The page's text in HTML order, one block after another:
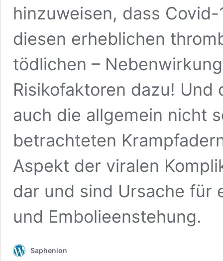
hinzuweisen, dass
diesen erheblichen
tödlichen –
Risikofaktoren dazu! Und
auch die allgemein nicht
betrachteten
Aspekt der viralen
dar und sind Ursache für
und Embolieenstehung.
Saphenion